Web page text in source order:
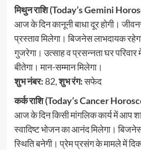
मिथुन राशि (Today’s Gemini
आज के दिन कानूनी बाधा दूर होगी।
प्रस्ताव मिलेगा। बिजनेस लाभदायक
गुजरेगा। उत्साह व प्रसन्नता घर परिवार
बीतेगा। मान-सम्मान मिलेगा।
शुभ नंबर: 82,शुभ रंग:सफेद
कर्क राशि (Today’s Cancer
आज के दिन किसी मांगलिक कार्य में आप
स्वादिष्ट भोजन का आनंद मिलेगा।
स्थिति बनेगी। प्रेम प्रसंग के मामले में